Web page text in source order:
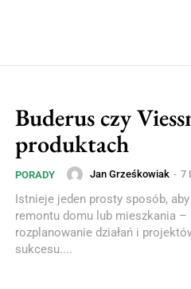
Buderus czy
produktach
PORADY Jan Grześkowiak - 7
Istnieje jeden prosty sposób,
remontu domu lub mieszkania
rozplanowanie działań i
sukcesu....